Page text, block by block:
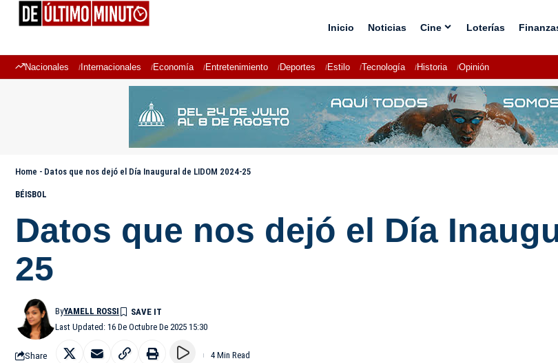
Inicio Noticias Cine Loterías
Nacionales Internacionales Economía Entretenimiento Deportes Estilo Tecnología Historia Opinión
Home - Datos que nos dejó el Día Inaugural de LIDOM 2024-25
BÉISBOL
Datos que nos dejó el Día
25
Last Updated: 16 De Octubre De 2025 15:30
ByYAMELL ROSSI
Share 4 Min Read